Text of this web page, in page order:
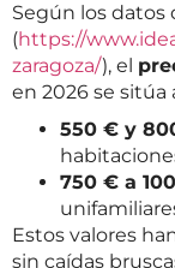
Según los datos
(https://
zaragoza/), el
en 2026 se
550 € y
750 € a
Estos valores
sin caídas